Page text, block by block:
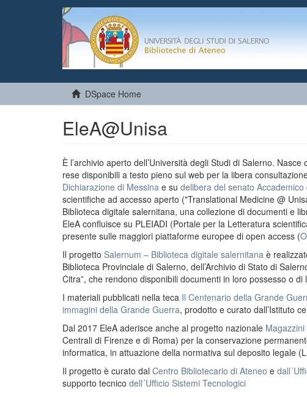
DSpace Home
EleA@Unisa
È l’archivio aperto dell’Università degli Studi di Salerno.
rese disponibili a testo pieno sul web per la libera
Dichiarazione di Messina e su delibera del senato
scientifiche ad accesso aperto ("Translational Medicine @
Biblioteca digitale salernitana, una collezione di documenti e
EleA confluisce su PLEIADI (Portale per la Letteratura
presente sulle maggiori piattaforme europee di open access (
Il progetto Salernum – Biblioteca digitale salernitana è
Biblioteca Provinciale di Salerno, dell’Archivio di Stato di
Citra”, che rendono disponibili documenti in loro possesso o
I materiali pubblicati nella teca Il Centenario della Grande
immagini della Grande Guerra, prodotto e curato dall’Istituto
Dal 2017 EleA aderisce anche al progetto nazionale
Centrali di Firenze e di Roma) per la conservazione
informatica, in attuazione della normativa sul deposito legale
Il progetto è curato dal Centro Bibliotecario di Ateneo e
supporto tecnico dell´Ufficio Sistemi Tecnologici